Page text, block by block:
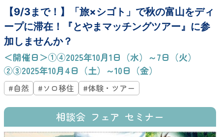
【9/3まで！】「旅×シゴト」で秋の富山をディ
ープに滞在！『とやまマッチングツアー』に参
加しませんか？
＜開催日＞①④2025年10月1日（水）～7日（火）
②③2025年10月4日（土）～10日（金）
#自然 #ソロ移住 #体験・ツアー
相談会 フェア セミナー